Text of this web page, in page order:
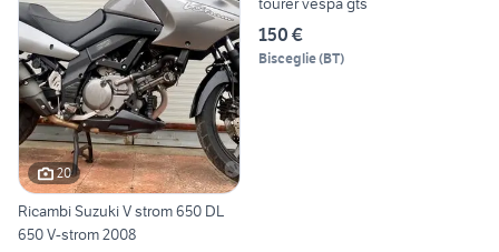
20
Ricambi Suzuki V strom 650 DL
650 V-strom 2008
150 €
Bisceglie(BT)